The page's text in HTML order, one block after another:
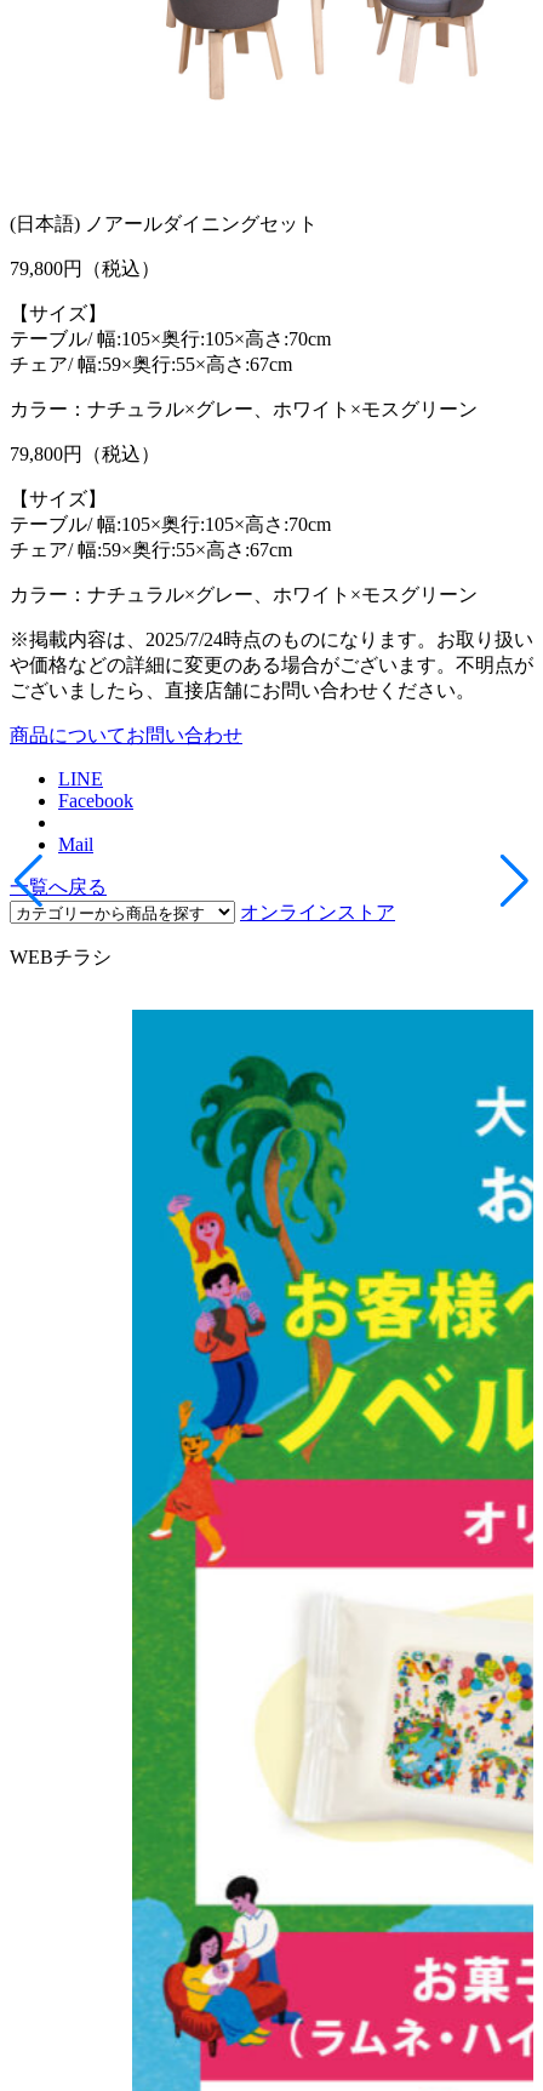
(日本語) ノアールダイニングセット
79,800円（税込）
【サイズ】
テーブル/ 幅:105×奥行:105×高さ:70cm
チェア/ 幅:59×奥行:55×高さ:67cm
カラー：ナチュラル×グレー、ホワイト×モスグリーン
79,800円（税込）
【サイズ】
テーブル/ 幅:105×奥行:105×高さ:70cm
チェア/ 幅:59×奥行:55×高さ:67cm
カラー：ナチュラル×グレー、ホワイト×モスグリーン
※掲載内容は、2025/7/24時点のものになります。お取り扱い
や価格などの詳細に変更のある場合がございます。不明点が
ございましたら、直接店舗にお問い合わせください。
商品についてお問い合わせ
LINE
Facebook
Mail
一覧へ戻る
オンラインストア
WEBチラシ